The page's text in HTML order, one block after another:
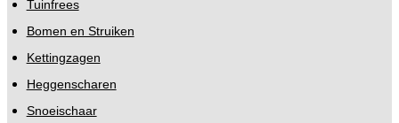
Tuinfrees
Bomen en Struiken
Kettingzagen
Heggenscharen
Snoeischaar